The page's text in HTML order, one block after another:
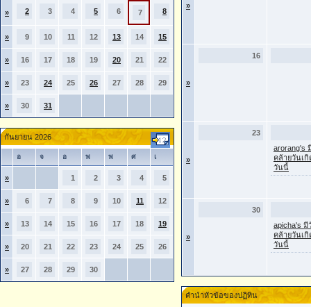
» 2 3 4 5 6 7 8
» 9 10 11 12 13 14 15
» 16 17 18 19 20 21 22
» 23 24 25 26 27 28 29
» 30 31
กันยายน 2026
อ จ อ พ พ ศ เ
» 1 2 3 4 5
» 6 7 8 9 10 11 12
» 13 14 15 16 17 18 19
» 20 21 22 23 24 25 26
» 27 28 29 30
»
»
16
»
23
arorang's
คล้ายวันเกิ
วันนี้
»
30
apicha's มี
คล้ายวันเกิ
วันนี้
คำนำหัวข้อของปฏิทิน